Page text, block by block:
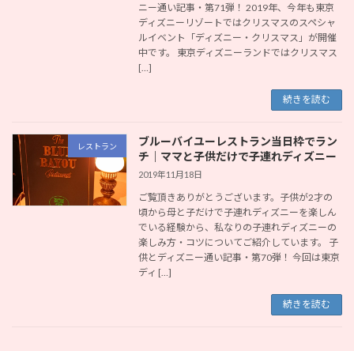
ニー通い記事・第71弾！ 2019年、今年も東京
ディズニーリゾートではクリスマスのスペシャ
ルイベント「ディズニー・クリスマス」が開催
中です。 東京ディズニーランドではクリスマス
[…]
続きを読む
レストラン
ブルーバイユーレストラン当日枠でラン
チ｜ママと子供だけで子連れディズニー
2019年11月18日
ご覧頂きありがとうございます。子供が2才の
頃から母と子だけで子連れディズニーを楽しん
でいる経験から、私なりの子連れディズニーの
楽しみ方・コツについてご紹介しています。 子
供とディズニー通い記事・第70弾！ 今回は東京
ディ […]
続きを読む